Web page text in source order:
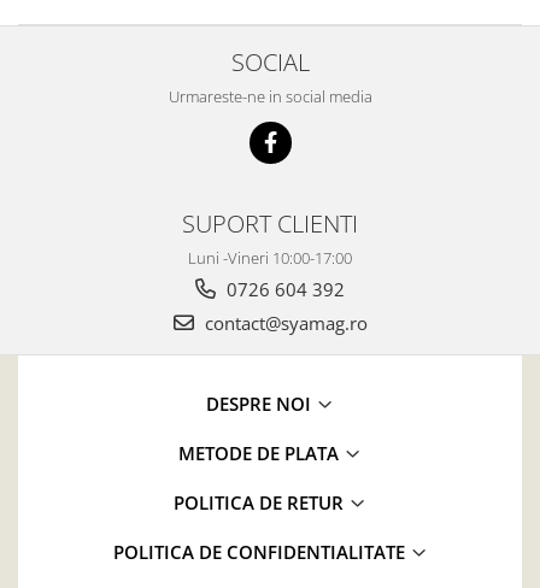
SOCIAL
Urmareste-ne in social media
SUPORT CLIENTI
Luni -Vineri 10:00-17:00
0726 604 392
contact@syamag.ro
DESPRE NOI
METODE DE PLATA
POLITICA DE RETUR
POLITICA DE CONFIDENTIALITATE